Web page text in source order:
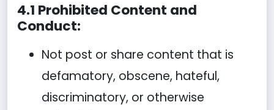
4.1 Prohibited Content and
Conduct:
Not post or share content that is
defamatory, obscene, hateful,
discriminatory, or otherwise